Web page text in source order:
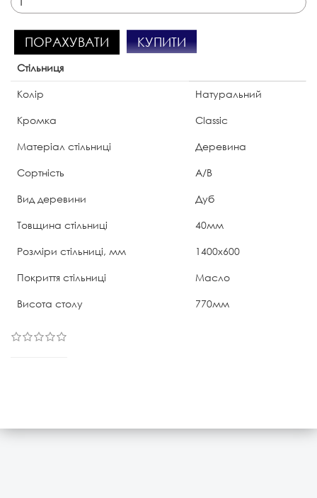
ПОРАХУВАТИ КУПИТИ
Стільниця
Колір
Натуральний
Кромка
Classic
Матеріал стільниці
Деревина
Сортність
А/В
Вид деревини
Дуб
Товщина стільниці
40мм
Розміри стільниці, мм
1400х600
Покриття стільниці
Масло
Висота столу
770мм